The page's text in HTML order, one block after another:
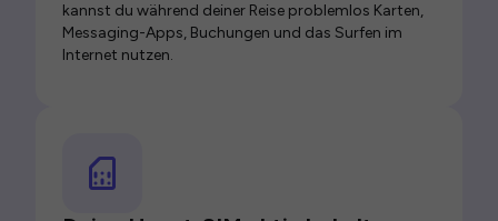
kannst du während deiner Reise problemlos Karten,
Messaging-Apps, Buchungen und das Surfen im
Internet nutzen.